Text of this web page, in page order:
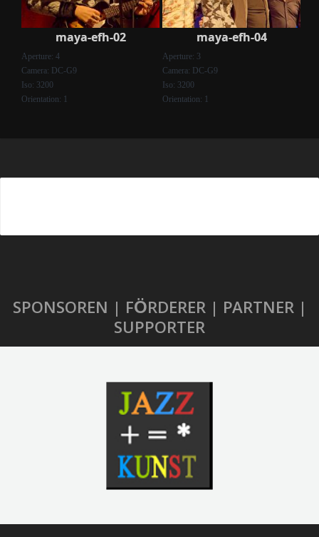
maya-efh-02
Aperture: 4
Camera: DC-G9
Iso: 3200
Orientation: 1
maya-efh-04
Aperture: 3
Camera: DC-G9
Iso: 3200
Orientation: 1
SPONSOREN | FÖRDERER | PARTNER |
SUPPORTER